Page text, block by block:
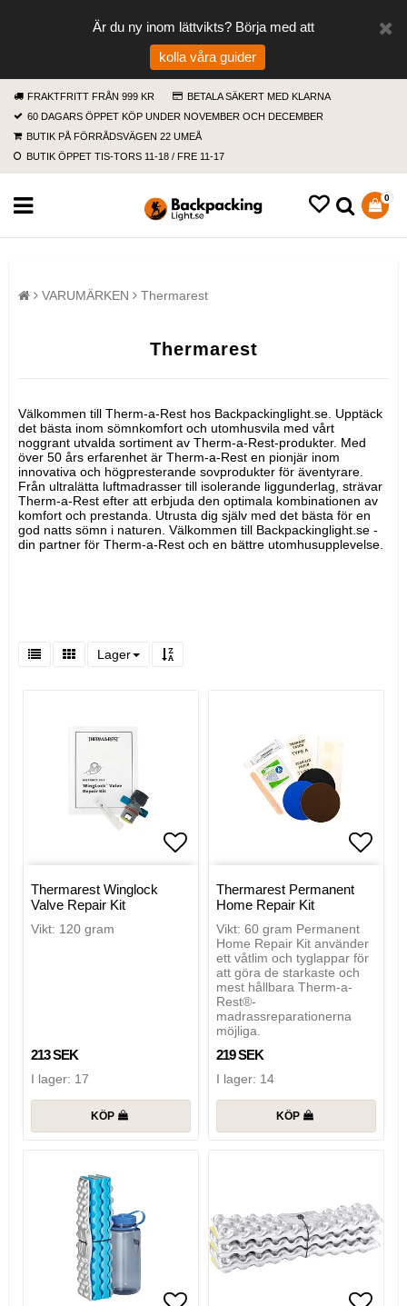
Är du ny inom lättvikts? Börja med att
kolla våra guider
FRAKTFRITT FRÅN 999 KR
BETALA SÄKERT MED KLARNA
60 DAGARS ÖPPET KÖP UNDER NOVEMBER OCH DECEMBER
BUTIK PÅ FÖRRÅDSVÄGEN 22 UMEÅ
BUTIK ÖPPET TIS-TORS 11-18 / FRE 11-17
0
VARUMÄRKEN Thermarest
Thermarest
Välkommen till Therm-a-Rest hos Backpackinglight.se. Upptäck
det bästa inom sömnkomfort och utomhusvila med vårt
noggrant utvalda sortiment av Therm-a-Rest-produkter. Med
över 50 års erfarenhet är Therm-a-Rest en pionjär inom
innovativa och högpresterande sovprodukter för äventyrare.
Från ultralätta luftmadrasser till isolerande liggunderlag, strävar
Therm-a-Rest efter att erbjuda den optimala kombinationen av
komfort och prestanda. Utrusta dig själv med det bästa för en
god natts sömn i naturen. Välkommen till Backpackinglight.se -
din partner för Therm-a-Rest och en bättre utomhusupplevelse.
Lager
Thermarest Winglock
Valve Repair Kit
Vikt: 120 gram
213 SEK
I lager: 17
KÖP
Thermarest Permanent
Home Repair Kit
Vikt: 60 gram Permanent
Home Repair Kit använder
ett våtlim och tyglappar för
att göra de starkaste och
mest hållbara Therm-a-
Rest®-
madrassreparationerna
möjliga.
219 SEK
I lager: 14
KÖP